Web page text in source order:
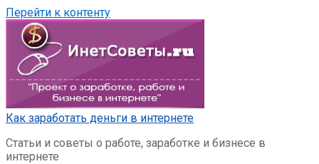
Перейти к контенту
Как заработать деньги в интернете
Статьи и советы о работе, заработке и бизнесе в
интернете